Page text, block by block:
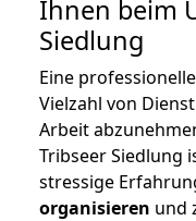
Ihnen beim
Siedlung
Eine professionelle
Vielzahl von
Arbeit
Tribseer Siedlung
stressige
organisieren und